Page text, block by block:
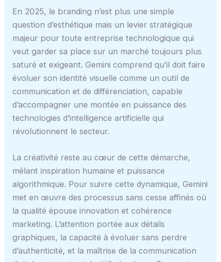
En 2025, le branding n’est plus une simple
question d’esthétique mais un levier stratégique
majeur pour toute entreprise technologique qui
veut garder sa place sur un marché toujours plus
saturé et exigeant. Gemini comprend qu’il doit faire
évoluer son identité visuelle comme un outil de
communication et de différenciation, capable
d’accompagner une montée en puissance des
technologies d’intelligence artificielle qui
révolutionnent le secteur.
La créativité reste au cœur de cette démarche,
mêlant inspiration humaine et puissance
algorithmique. Pour suivre cette dynamique, Gemini
met en œuvre des processus sans cesse affinés où
la qualité épouse innovation et cohérence
marketing. L’attention portée aux détails
graphiques, la capacité à évoluer sans perdre
d’authenticité, et la maîtrise de la communication